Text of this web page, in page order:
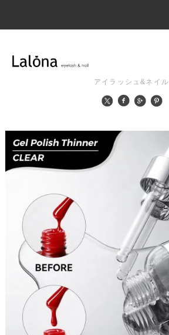
アイラッシュ&ネイル